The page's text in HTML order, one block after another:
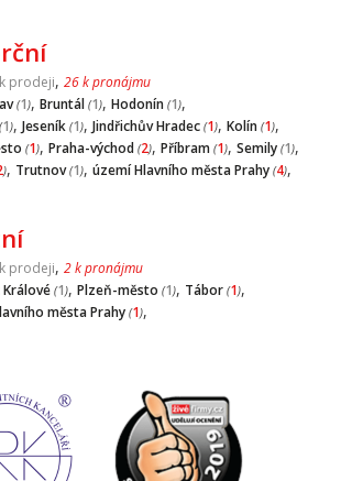
prodeji,26 k pronájmu
(1),Bruntál (1),Hodonín (1),
(1),Jeseník (1),Jindřichův Hradec (1),Kolín (1),
(1),Praha-východ (2),Příbram (1),Semily (1),
), Trutnov(1),území Hlavního města Prahy (4),
prodeji,2 k pronájmu
Králové (1),Plzeň-město (1), Tábor (1),
města Prahy (1),